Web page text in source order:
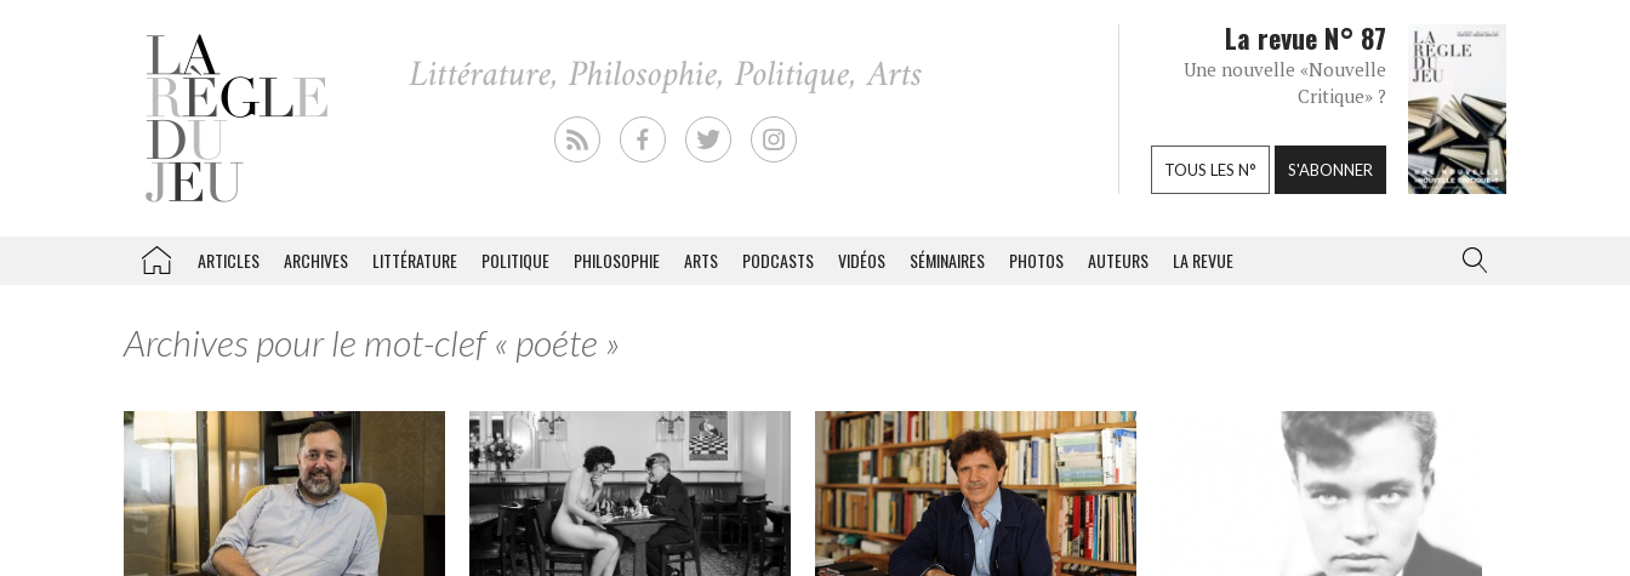
La revue N° 87
Une nouvelle «Nouvelle
Critique» ?
TOUS LES N° S'ABONNER
ARTICLES ARCHIVES LITTÉRATURE POLITIQUE PHILOSOPHIE ARTS PODCASTS VIDÉOS SÉMINAIRES PHOTOS AUTEURS LA REVUE
Archives pour le mot-clef « poéte »